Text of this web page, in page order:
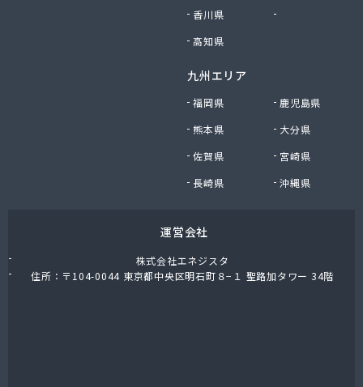
香川県
高知県
九州エリア
福岡県
鹿児島県
熊本県
大分県
佐賀県
宮崎県
長崎県
沖縄県
運営会社
株式会社エネジスタ
住所：〒104-0044 東京都中央区明石町８−１ 聖路加タワー 34階